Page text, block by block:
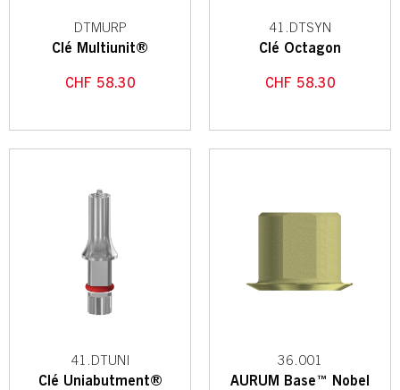
DTMURP
Clé Multiunit®
CHF 58.30
41.DTSYN
Clé Octagon
CHF 58.30
41.DTUNI
Clé Uniabutment®
36.001
AURUM Base™ Nobel